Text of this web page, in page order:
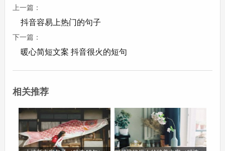
9、你让我的世界万般凌乱，但也万般美好。
10、你是生生不息的希望，你是熠熠发光的宝藏。
12、时刻记录，你生命每个不可复制的瞬间。
上一篇：
抖音容易上热门的句子
下一篇：
暖心简短文案 抖音很火的短句
相关推荐